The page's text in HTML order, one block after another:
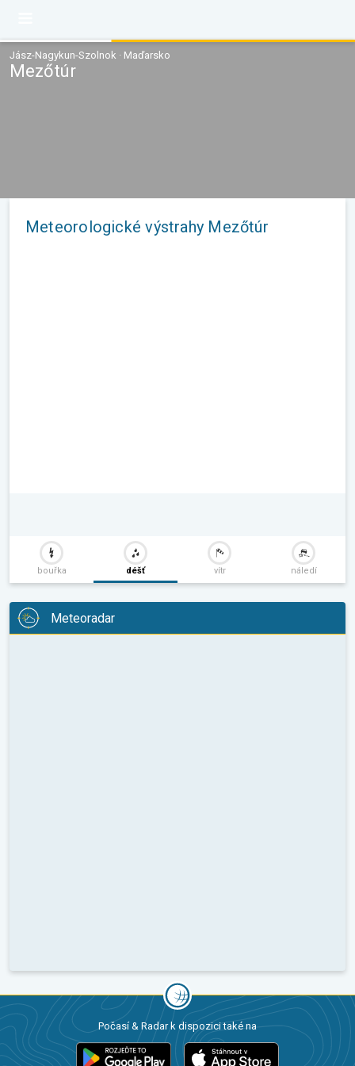
Jász-Nagykun-Szolnok · Maďarsko
Mezőtúr
Meteorologické výstrahy Mezőtúr
bouřka déšť vítr náledí
Meteoradar
Počasí & Radar k dispozici také na